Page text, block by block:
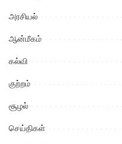
அரசியல்
ஆன்மீகம்
கல்வி
குற்றம்
சூழல்
செய்திகள்